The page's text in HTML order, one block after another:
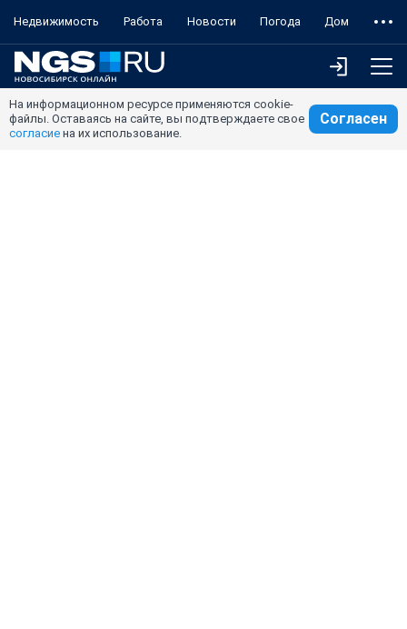
Недвижимость Работа Новости Погода Дом
На информационном ресурсе применяются cookie-
файлы. Оставаясь на сайте, вы подтверждаете свое
согласие на их использование.
Согласен